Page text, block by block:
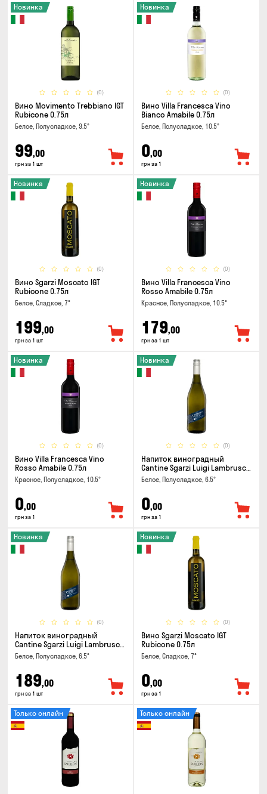
(0)
Новинка
Вино Movimento Trebbiano IGT
Rubicone 0.75л
Белое, Полусладкое, 9.5°
99,00
грн за 1 шт
(0)
Новинка
Вино Villa Francesca Vino
Bianco Amabile 0.75л
Белое, Полусладкое, 10.5°
0,00
грн за 1
(0)
Новинка
Вино Sgarzi Moscato IGT
Rubicone 0.75л
Белое, Сладкое, 7°
199,00
грн за 1 шт
(0)
Новинка
Вино Villa Francesca Vino
Rosso Amabile 0.75л
Красное, Полусладкое, 10.5°
179,00
грн за 1 шт
(0)
Новинка
Вино Villa Francesca Vino
Rosso Amabile 0.75л
Красное, Полусладкое, 10.5°
0,00
грн за 1
(0)
Новинка
Напиток виноградный
Cantine Sgarzi Luigi Lambrusco
IGT Emilia Bianca Frizziante
0.75л
Белое, Полусладкое, 6.5°
0,00
грн за 1
(0)
Новинка
Напиток виноградный
Cantine Sgarzi Luigi Lambrusco
IGT Emilia Bianca Frizziante
0.75л
Белое, Полусладкое, 6.5°
189,00
грн за 1 шт
(0)
Новинка
Вино Sgarzi Moscato IGT
Rubicone 0.75л
Белое, Сладкое, 7°
0,00
грн за 1
Только онлайн Только онлайн